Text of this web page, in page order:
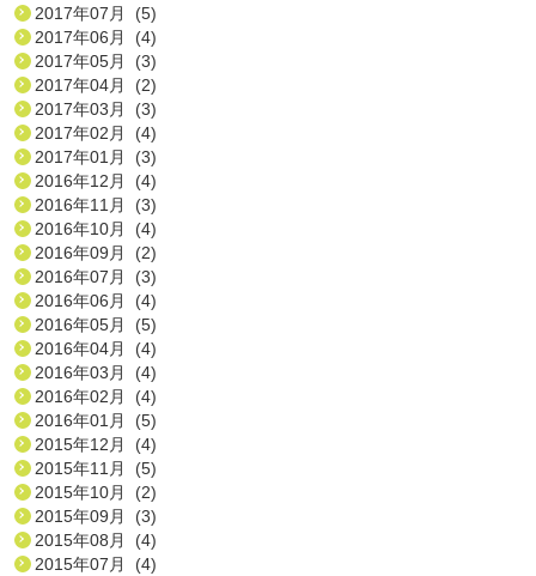
2017年07月 (5)
2017年06月 (4)
2017年05月 (3)
2017年04月 (2)
2017年03月 (3)
2017年02月 (4)
2017年01月 (3)
2016年12月 (4)
2016年11月 (3)
2016年10月 (4)
2016年09月 (2)
2016年07月 (3)
2016年06月 (4)
2016年05月 (5)
2016年04月 (4)
2016年03月 (4)
2016年02月 (4)
2016年01月 (5)
2015年12月 (4)
2015年11月 (5)
2015年10月 (2)
2015年09月 (3)
2015年08月 (4)
2015年07月 (4)